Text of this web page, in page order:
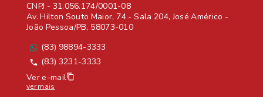
CNPJ - 31.056.174/0001-08
Av. Hilton Souto Maior, 74 - Sala 204, José Américo -
João Pessoa/PB, 58073-010
(83) 98894-3333
(83) 3231-3333
Ver e-mail
ver mais